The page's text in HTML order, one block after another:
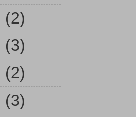
(2)
(3)
(2)
(3)